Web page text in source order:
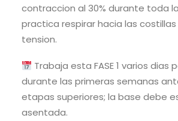
contraccion al 30% durante toda
practica respirar hacia las costillas
tension.
Trabaja esta FASE 1 varios dias
durante las primeras semanas
etapas superiores; la base debe
asentada.